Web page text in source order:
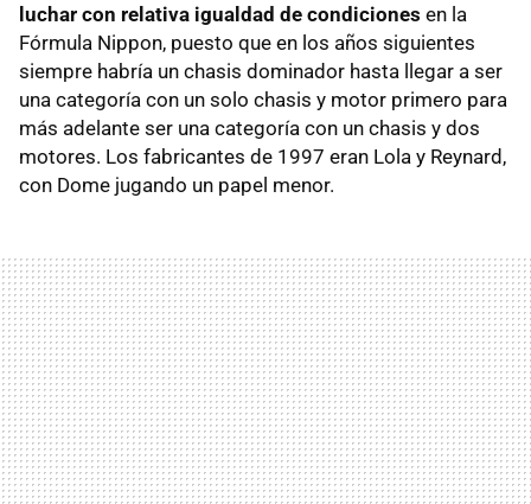
luchar con relativa igualdad de condiciones en la
Fórmula Nippon, puesto que en los años siguientes
siempre habría un chasis dominador hasta llegar a ser
una categoría con un solo chasis y motor primero para
más adelante ser una categoría con un chasis y dos
motores. Los fabricantes de 1997 eran Lola y Reynard,
con Dome jugando un papel menor.